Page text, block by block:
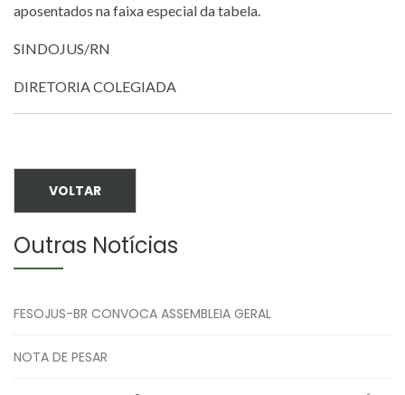
aposentados na faixa especial da tabela.
SINDOJUS/RN
DIRETORIA COLEGIADA
VOLTAR
Outras Notícias
FESOJUS-BR CONVOCA ASSEMBLEIA GERAL
NOTA DE PESAR